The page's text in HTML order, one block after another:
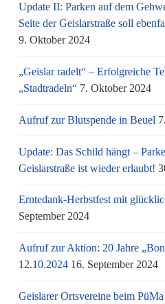
Update II: Parken auf dem
Seite der Geislarstraße soll
9. Oktober 2024
„Geislar radelt“ – Erfolgreiche
„Stadtradeln“ 7. Oktober 2024
Aufruf zur Blutspende in Beuel
Update: Das Schild hängt –
Geislarstraße ist wieder erlaubt!
Erntedank-Herbstfest mit
September 2024
Aufruf zur Aktion: 20 Jahre
12.10.2024 16. September 2024
Geislarer Ortsvereine beim